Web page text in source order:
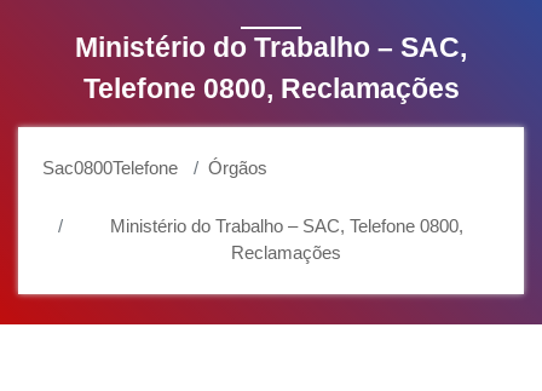
Ministério do Trabalho – SAC,
Telefone 0800, Reclamações
Sac0800Telefone Órgãos
Ministério do Trabalho – SAC, Telefone 0800,
Reclamações